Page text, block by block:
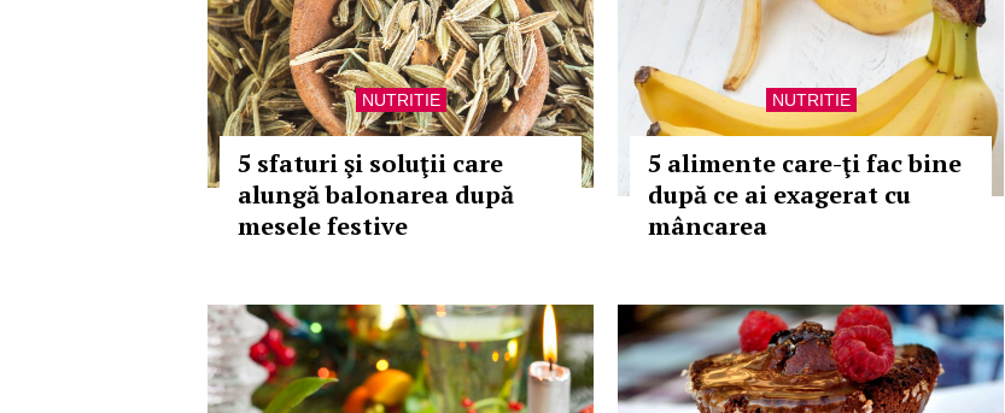
NUTRITIE
5 sfaturi şi soluţii care
alungă balonarea după
mesele festive
NUTRITIE
5 alimente care-ţi fac bine
după ce ai exagerat cu
mâncarea